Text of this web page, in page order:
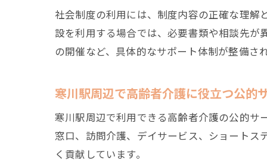
社会制度の利用には、制度内容の正確な理解
設を利用する場合では、必要書類や相談先が
の開催など、具体的なサポート体制が整備さ
寒川駅周辺で高齢者介護に役立つ公的
寒川駅周辺で利用できる高齢者介護の公的サ
窓口、訪問介護、デイサービス、ショート
く貢献しています。